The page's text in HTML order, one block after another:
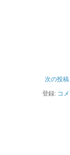
次の投稿
登録: コ